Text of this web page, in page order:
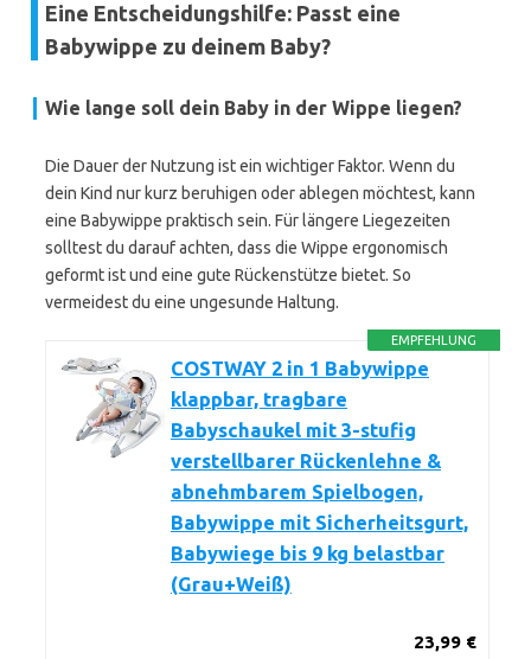
Eine Entscheidungshilfe: Passt eine
Babywippe zu deinem Baby?
Wie lange soll dein Baby in der Wippe liegen?
Die Dauer der Nutzung ist ein wichtiger Faktor. Wenn du
dein Kind nur kurz beruhigen oder ablegen möchtest, kann
eine Babywippe praktisch sein. Für längere Liegezeiten
solltest du darauf achten, dass die Wippe ergonomisch
geformt ist und eine gute Rückenstütze bietet. So
vermeidest du eine ungesunde Haltung.
EMPFEHLUNG
COSTWAY 2 in 1 Babywippe
klappbar, tragbare
Babyschaukel mit 3-stufig
verstellbarer Rückenlehne &
abnehmbarem Spielbogen,
Babywippe mit Sicherheitsgurt,
Babywiege bis 9 kg belastbar
(Grau+Weiß)
23,99 €